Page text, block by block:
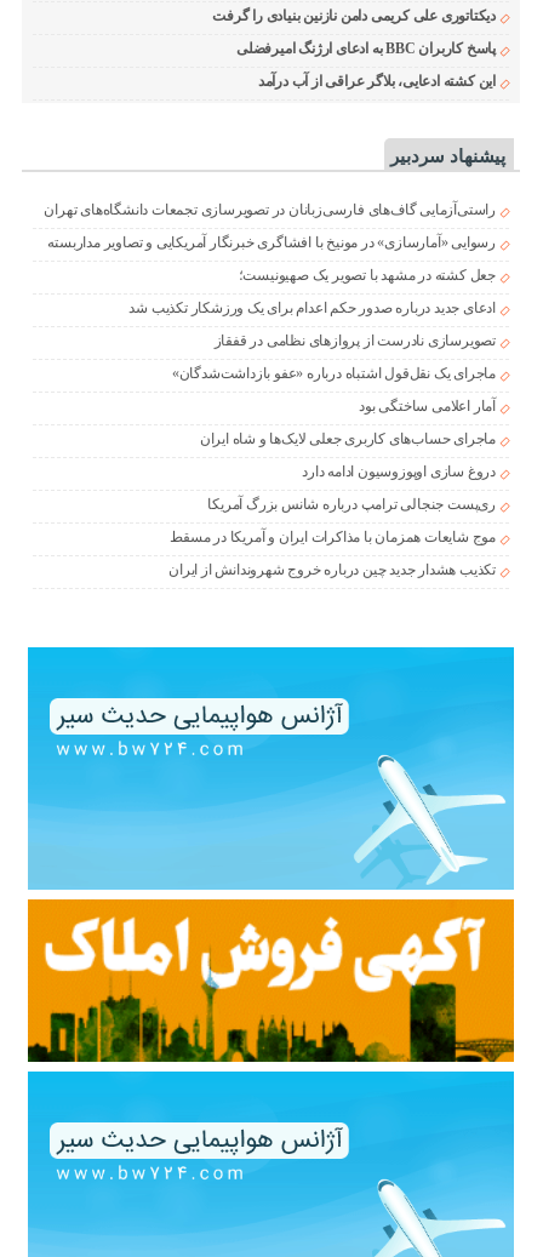
دیکتاتوری علی کریمی دامن نازنین بنیادی را گرفت
پاسخ کاربران BBC به ادعای ارژنگ امیرفضلی
این کشته ادعایی، بلاگر عراقی از آب درآمد
پیشنهاد سردبیر
راستی‌آزمایی گاف‌های فارسی‌زبانان در تصویرسازی تجمعات دانشگاه‌های تهران
رسوایی «آمارسازی» در مونیخ با افشاگری خبرنگار آمریکایی و تصاویر مداربسته
جعل کشته در مشهد با تصویر یک صهیونیست؛
ادعای جدید درباره صدور حکم اعدام برای یک ورزشکار تکذیب شد
تصویرسازی نادرست از پروازهای نظامی در قفقاز
ماجرای یک نقل‌قول اشتباه درباره «عفو بازداشت‌شدگان»
آمار اعلامی ساختگی بود
ماجرای حساب‌های کاربری جعلی لایک‌ها و شاه ایران
دروغ سازی اوپوزوسیون ادامه دارد
ری‌پست جنجالی ترامپ درباره شانس بزرگ آمریکا
موج شایعات همزمان با مذاکرات ایران و آمریکا در مسقط
تکذیب هشدار جدید چین درباره خروج شهروندانش از ایران